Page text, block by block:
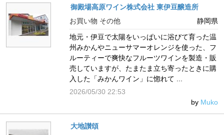
御殿場高原ワイン株式会社 東伊豆醸造所
静岡県
お買い物 その他
地元・伊豆で太陽をいっぱいに浴びて育った温
州みかんやニューサマーオレンジを使った、フ
ルーティーで爽快なフルーツワインを製造・販
売していますが、たまたま立ち寄ったときに購
入した「みかんワイン」に惚れて ...
2026/05/30 22:53
by Muko
大地讃頌